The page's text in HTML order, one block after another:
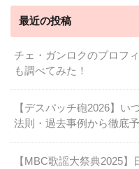
最近の投稿
チェ・ガンロクのプロフ
も調べてみた！
【デスパッチ砲2026】い
法則・過去事例から徹底予
【MBC歌謡大祭典2025